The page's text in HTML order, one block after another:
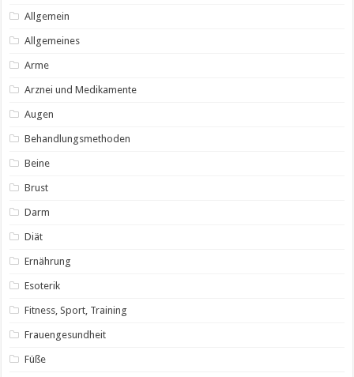
Allgemein
Allgemeines
Arme
Arznei und Medikamente
Augen
Behandlungsmethoden
Beine
Brust
Darm
Diät
Ernährung
Esoterik
Fitness, Sport, Training
Frauengesundheit
Füße